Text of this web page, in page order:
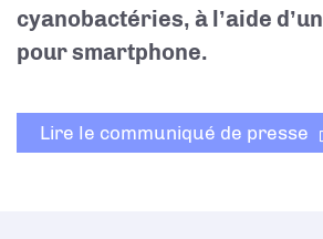
cyanobactéries, à l’aide
pour smartphone.
Lire le communiqué de presse